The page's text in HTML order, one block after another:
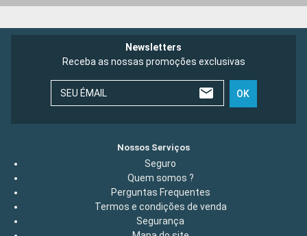
Newsletters
Receba as nossas promoções exclusivas
SEU ÉMAIL OK
Nossos Serviços
Seguro
Quem somos ?
Perguntas Frequentes
Termos e condições de venda
Segurança